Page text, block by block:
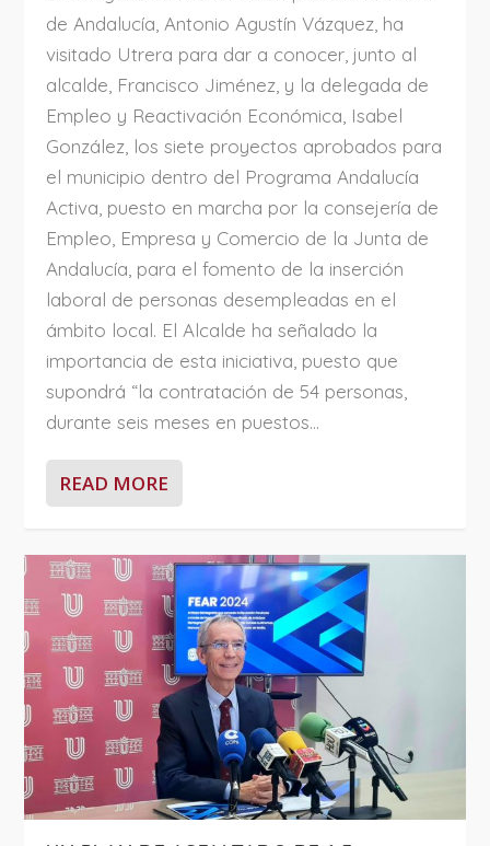
de Andalucía, Antonio Agustín Vázquez, ha
visitado Utrera para dar a conocer, junto al
alcalde, Francisco Jiménez, y la delegada de
Empleo y Reactivación Económica, Isabel
González, los siete proyectos aprobados para
el municipio dentro del Programa Andalucía
Activa, puesto en marcha por la consejería de
Empleo, Empresa y Comercio de la Junta de
Andalucía, para el fomento de la inserción
laboral de personas desempleadas en el
ámbito local. El Alcalde ha señalado la
importancia de esta iniciativa, puesto que
supondrá “la contratación de 54 personas,
durante seis meses en puestos...
READ MORE